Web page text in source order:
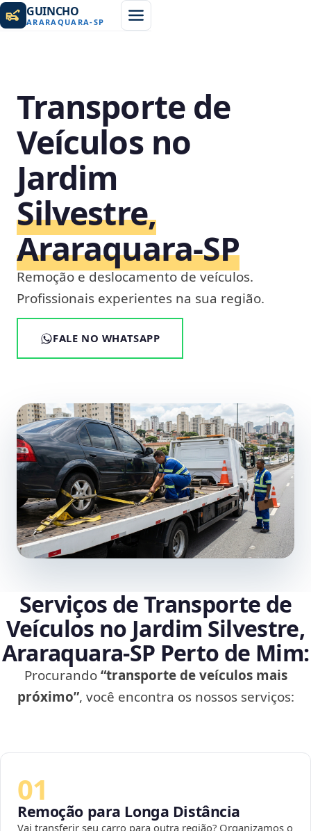
GUINCHO
ARARAQUARA-SP
Transporte de
Veículos no
Jardim
Silvestre,
Araraquara‑SP
Remoção e deslocamento de veículos.
Profissionais experientes na sua região.
FALE NO WHATSAPP
Serviços de Transporte de
Veículos no Jardim Silvestre,
Araraquara‑SP Perto de Mim:
Procurando“transporte de veículos mais
próximo”, você encontra os nossos serviços:
01
Remoção para Longa Distância
Vai transferir seu carro para outra região? Organizamos o